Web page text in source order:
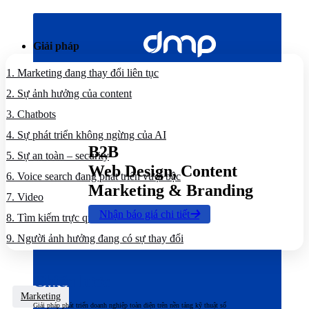
dung
Giải pháp
B2B
Web Design, Content
Marketing & Branding
Nhận báo giá chi tiết
Chiến lược
Giải pháp phát triển doanh nghiệp toàn diện trên nền tảng kỹ thuật số
1. Marketing đang thay đổi liên tục
2. Sự ảnh hưởng của content
3. Chatbots
4. Sự phát triển không ngừng của AI
5. Sự an toàn – security
6. Voice search đang phát triển vượt bậc
7. Video
8. Tìm kiếm trực quan đang phát triển
9. Người ảnh hưởng đang có sự thay đổi
Marketing